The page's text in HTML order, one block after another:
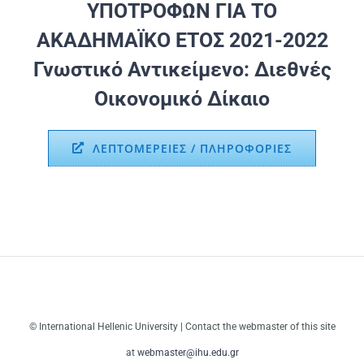
ΥΠΟΤΡΟΦΩΝ ΓΙΑ ΤΟ
ΑΚΑΔΗΜΑΪΚΟ ΕΤΟΣ 2021-2022
Γνωστικό Αντικείμενο: Διεθνές
Οικονομικό Δίκαιο
ΛΕΠΤΟΜΕΡΕΙΕΣ / ΠΛΗΡΟΦΟΡΙΕΣ
© International Hellenic University | Contact the webmaster of this site
at webmaster@ihu.edu.gr